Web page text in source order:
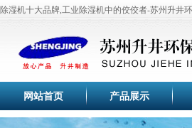
除湿机十大品牌,工业除湿机中的佼佼者-苏州升井
苏州除湿机、恒温恒湿机、工业加湿器、冷干
全套生产流水线，生产设备，测试设备等。产品
于纺织、印刷、卷烟、医药、花卉养殖大棚、菌
塑料、木业纸业与行业车间、仓库等直接进行温
空气除湿行业专家，工业除湿机的首选品牌-苏州
机、抽湿机、去湿机、除湿器、管道除湿机、调
网站首页 产品展示